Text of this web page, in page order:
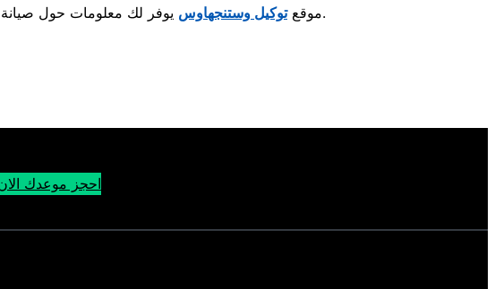
: موقعتوكيل وستنجهاوس يوفر لك معلومات حول صيانة الثلاجات، أجهزة التبريد، والإستشارات الفنية الخاصة بها.
احجز موعدك